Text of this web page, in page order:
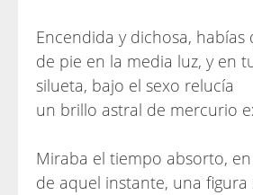
Encendida y dichosa, habías
de pie en la media luz, y en
silueta, bajo el sexo relucía
un brillo astral de mercurio
Miraba el tiempo absorto,
de aquel instante, una figura